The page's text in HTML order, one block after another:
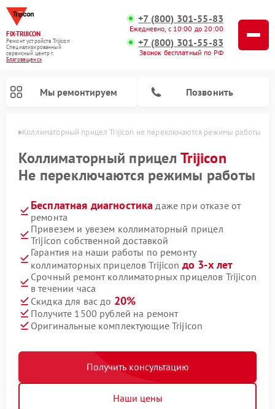
FIX-TRIJICON
Ремонт устройств Trijicon
Специализированный
cервисный центр г.
Благовещенск
+7 (800) 301-55-83
Ежедневно, с 10:00 до 20:00
+7 (800) 301-55-83
Звонок бесплатный по РФ
Мы ремонтируем Позвонить
Коллиматорный прицел Trijicon не переключаются режимы работы
Коллиматорный прицелTrijicon
Не переключаются режимы работы
Бесплатная диагностика даже при отказе от
ремонта
Привезем и увезем коллиматорный прицел
Trijicon собственной доставкой
Гарантия на наши работы по ремонту
коллиматорных прицелов Trijicon до 3-х лет
Срочный ремонт коллиматорных прицелов Trijicon
в течении часа
Скидка для вас до 20%
Получите 1500 рублей на ремонт
Оригинальные комплектующие Trijicon
Получить консультацию
Наши цены